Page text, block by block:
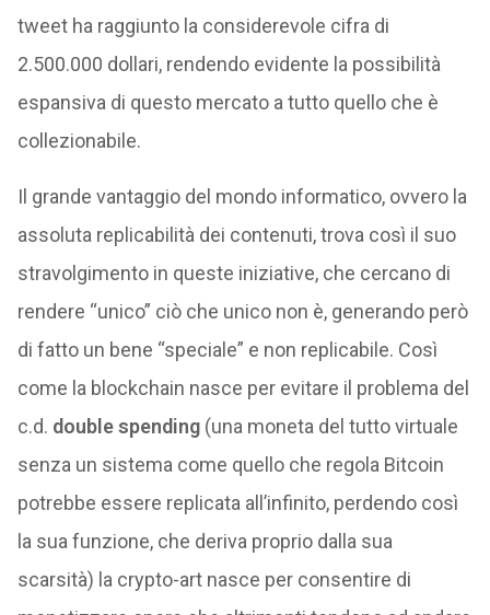
tweet ha raggiunto la considerevole cifra di
2.500.000 dollari, rendendo evidente la possibilità
espansiva di questo mercato a tutto quello che è
collezionabile.
Il grande vantaggio del mondo informatico, ovvero la
assoluta replicabilità dei contenuti, trova così il suo
stravolgimento in queste iniziative, che cercano di
rendere “unico” ciò che unico non è, generando però
di fatto un bene “speciale” e non replicabile. Così
come la blockchain nasce per evitare il problema del
c.d. double spending(una moneta del tutto virtuale
senza un sistema come quello che regola Bitcoin
potrebbe essere replicata all’infinito, perdendo così
la sua funzione, che deriva proprio dalla sua
scarsità) la crypto-art nasce per consentire di